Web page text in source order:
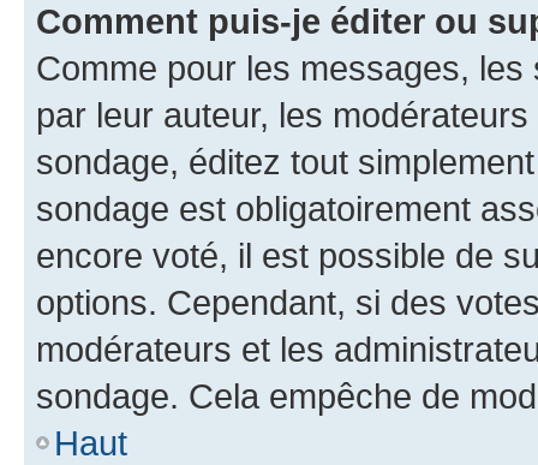
Comment puis-je éditer ou
Comme pour les messages,
par leur auteur, les
sondage, éditez tout
sondage est obligatoirement
encore voté, il est possible de
options. Cependant, si des
modérateurs et les
sondage. Cela empêche de
Haut